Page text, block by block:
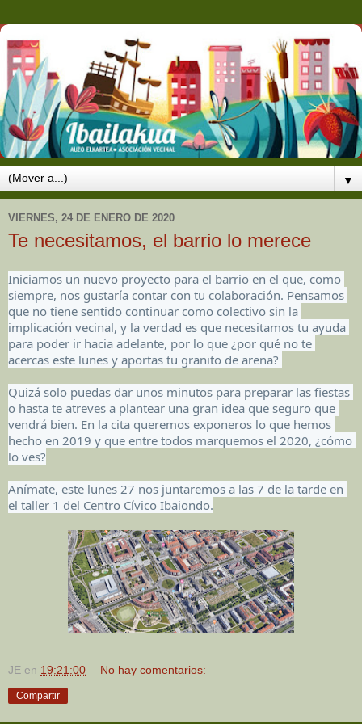
▼
VIERNES, 24 DE ENERO DE 2020
Te necesitamos, el barrio lo merece
Iniciamos un nuevo proyecto para el barrio en el que, como
siempre, nos gustaría contar con tu colaboración. Pensamos
que no tiene sentido continuar como colectivo sin la
implicación vecinal, y la verdad es que necesitamos tu ayuda
para poder ir hacia adelante, por lo que ¿por qué no te
acercas este lunes y aportas tu granito de arena?
Quizá solo puedas dar unos minutos para preparar las fiestas
o hasta te atreves a plantear una gran idea que seguro que
vendrá bien. En la cita queremos exponeros lo que hemos
hecho en 2019 y que entre todos marquemos el 2020, ¿cómo
lo ves?
Anímate, este lunes 27 nos juntaremos a las 7 de la tarde en
el taller 1 del Centro Cívico Ibaiondo.
JE en 19:21:00 No hay comentarios:
Compartir